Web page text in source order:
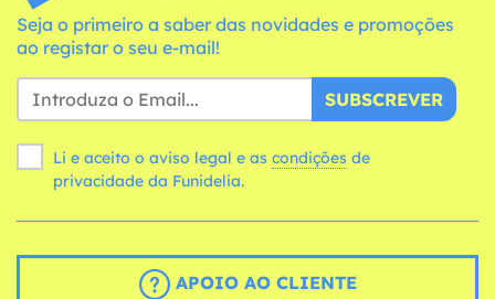
Seja o primeiro a saber das novidades e promoções
ao registar o seu e-mail!
SUBSCREVER
Li e aceito o aviso legal e as condições
privacidade da Funidelia.
APOIO AO CLIENTE